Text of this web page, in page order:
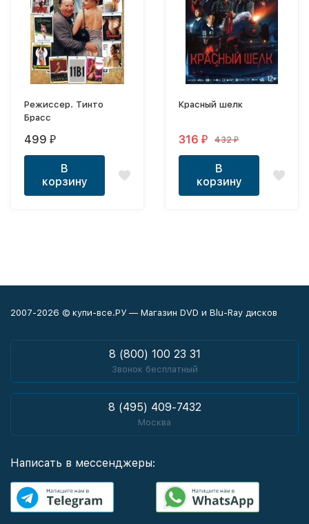
Режиссер. Тинто
Брасс
499 ₽
В
корзину
Красный шелк
316 ₽ 432₽
В
корзину
2007-2026 © купи-все.РУ — Магазин DVD и Blu-Ray дисков
8 (800) 100 23 31
Звонок бесплатный
8 (495) 409-7432
Москва
Написать в мессенджеры: